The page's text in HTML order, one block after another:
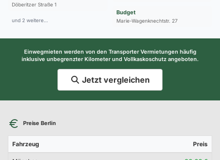
Döberitzer Straße 1
und 2 weitere…
Budget
Marie-Wagenknechtstr. 27
Einwegmieten werden von den Transporter Vermietungen häufig
inklusive unbegrenzter Kilometer und Vollkaskoschutz angeboten.
Jetzt vergleichen
Preise Berlin
Fahrzeug Preis